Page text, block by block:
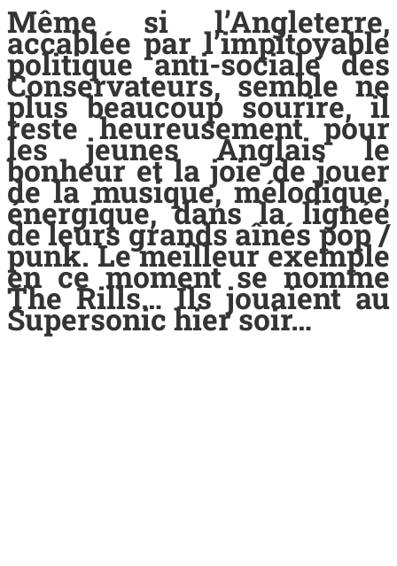
Même si l’Angleterre,
accablée par l’impitoyable
politique anti-sociale des
Conservateurs, semble ne
plus beaucoup sourire, il
reste heureusement pour
les jeunes Anglais le
bonheur et la joie de jouer
de la musique, mélodique,
énergique, dans la lignée
de leurs grands aînés pop /
punk. Le meilleur exemple
en ce moment se nomme
The Rills… Ils jouaient au
Supersonic hier soir…